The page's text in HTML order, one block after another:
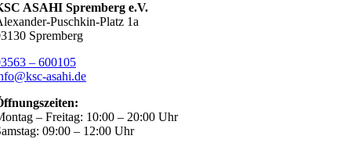
ASAHI Spremberg e.V.
Puschkin-Platz 1a
Spremberg
– 600105
asahi.de
– Freitag: 10:00 – 20:00 Uhr
09:00 – 12:00 Uhr